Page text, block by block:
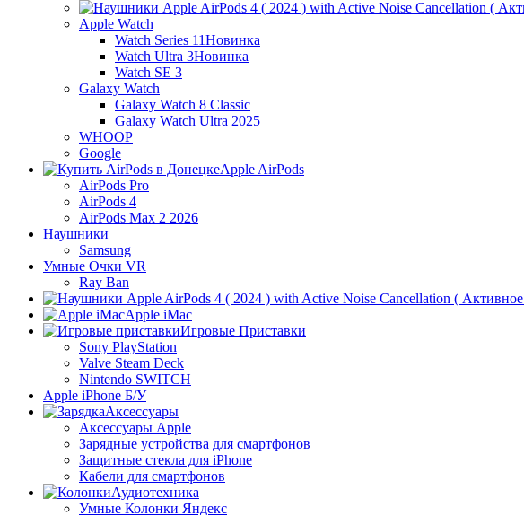
Apple Watch
Watch Series 11Новинка
Watch Ultra 3Новинка
Watch SE 3
Galaxy Watch
Galaxy Watch 8 Classic
Galaxy Watch Ultra 2025
WHOOP
Google
Apple AirPods
AirPods Pro
AirPods 4
AirPods Max 2 2026
Наушники
Samsung
Умные Очки VR
Ray Ban
Apple iMac
Игровые Приставки
Sony PlayStation
Valve Steam Deck
Nintendo SWITCH
Apple iPhone Б/У
Аксессуары
Аксессуары Apple
Зарядные устройства для смартфонов
Защитные стекла для iPhone
Кабели для смартфонов
Аудиотехника
Умные Колонки Яндекс